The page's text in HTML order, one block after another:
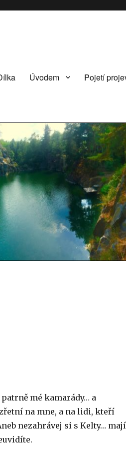
Úvodem Pojetí
mé kamarády… a
na mne, a na lidi, kteří
nezahrávej si s Kelty… mají